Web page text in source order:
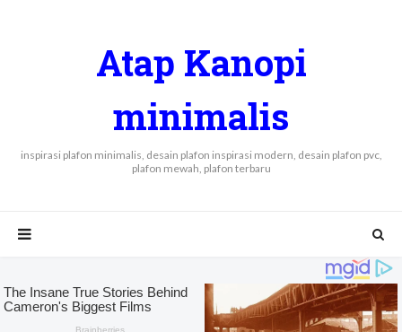
Atap Kanopi
minimalis
inspirasi plafon minimalis, desain plafon inspirasi modern, desain plafon pvc,
plafon mewah, plafon terbaru